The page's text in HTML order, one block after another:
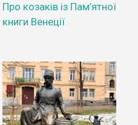
Про козаків із Пам’ятної
книги Венеції